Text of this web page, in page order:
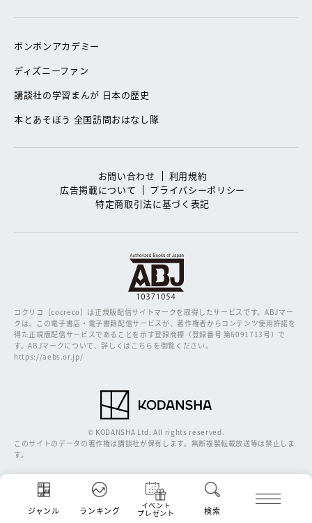
ジャンル ランキング イベント
プレゼント 検索
ボンボンアカデミー
ディズニーファン
講談社の学習まんが 日本の歴史
本とあそぼう 全国訪問おはなし隊
お問い合わせ
利用規約
広告掲載について
プライバシーポリシー
特定商取引法に基づく表記
コクリコ［cocreco］は正規版配信サイトマークを取得したサービスです。ABJマー
クは、この電子書店・電子書籍配信サービスが、著作権者からコンテンツ使用許諾を
得た正規版配信サービスであることを示す登録商標（登録番号 第6091713号）で
す。ABJマークについて、詳しくはこちらを御覧ください。
https://aebs.or.jp/
© KODANSHA Ltd. All rights reserved.
このサイトのデータの著作権は講談社が保有します。無断複製転載放送等は禁止しま
す。